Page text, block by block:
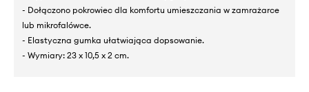
- Dołączono pokrowiec dla komfortu umieszczania w zamrażarce
lub mikrofalówce.
- Elastyczna gumka ułatwiająca dopsowanie.
- Wymiary: 23 x 10,5 x 2 cm.